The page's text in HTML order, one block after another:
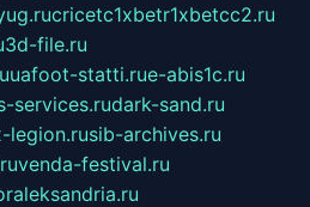
cricetc1xbetr1xbetcc2.ru
3d-file.ru
uafoot-statti.rue-abis1c.ru
services.rudark-sand.ru
legion.rusib-archives.ru
venda-festival.ru